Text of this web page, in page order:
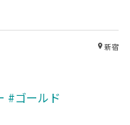
新宿
#ゴールド